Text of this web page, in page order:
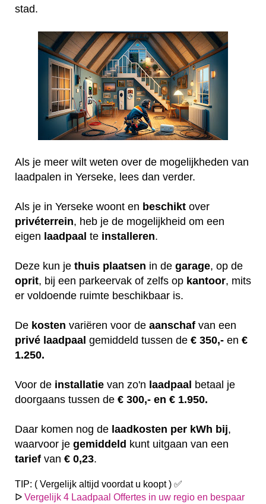
stad.
Als je meer wilt weten over de mogelijkheden van
laadpalen in Yerseke, lees dan verder.
Als je in Yerseke woont en beschikt over
privéterrein, heb je de mogelijkheid om een
eigen laadpaal te installeren.
Deze kun je thuis plaatsen in de garage, op de
oprit, bij een parkeervak of zelfs op kantoor, mits
er voldoende ruimte beschikbaar is.
De kosten variëren voor de aanschaf van een
privé laadpaal gemiddeld tussen de € 350,- en €
1.250.
Voor de installatie van zo'n laadpaal betaal je
doorgaans tussen de € 300,- en € 1.950.
Daar komen nog de laadkosten per kWh bij,
waarvoor je gemiddeld kunt uitgaan van een
tarief van € 0,23.
TIP: ( Vergelijk altijd voordat u koopt ) ✅
ᐅ Vergelijk 4 Laadpaal Offertes in uw regio en bespaar